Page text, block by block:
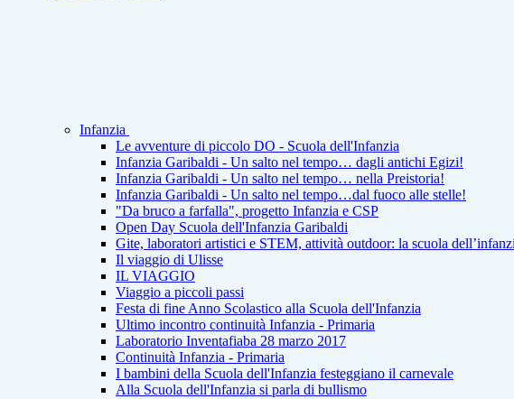
Infanzia
Le avventure di piccolo DO - Scuola dell'Infanzia
Infanzia Garibaldi - Un salto nel tempo… dagli antichi Egizi!
Infanzia Garibaldi - Un salto nel tempo… nella Preistoria!
Infanzia Garibaldi - Un salto nel tempo…dal fuoco alle stelle!
"Da bruco a farfalla", progetto Infanzia e CSP
Open Day Scuola dell'Infanzia Garibaldi
Gite, laboratori artistici e STEM, attività outdoor: la scuola
Il viaggio di Ulisse
IL VIAGGIO
Viaggio a piccoli passi
Festa di fine Anno Scolastico alla Scuola dell'Infanzia
Ultimo incontro continuità Infanzia - Primaria
Laboratorio Inventafiaba 28 marzo 2017
Continuità Infanzia - Primaria
I bambini della Scuola dell'Infanzia festeggiano il carnevale
Alla Scuola dell'Infanzia si parla di bullismo